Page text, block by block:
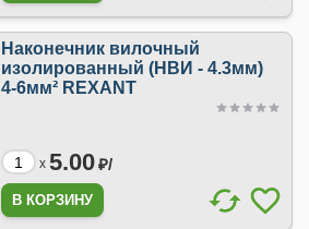
Наконечник вилочный
изолированный (НВИ - 4.3мм)
4-6мм² REXANT
x 5.00₽/